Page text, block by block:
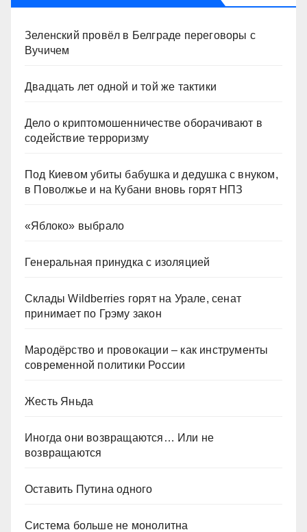
Зеленский провёл в Белграде переговоры с
Вучичем
Двадцать лет одной и той же тактики
Дело о криптомошенничестве оборачивают в
содействие терроризму
Под Киевом убиты бабушка и дедушка с внуком,
в Поволжье и на Кубани вновь горят НПЗ
«Яблоко» выбрало
Генеральная принудка с изоляцией
Склады Wildberries горят на Урале, сенат
принимает по Грэму закон
Мародёрство и провокации – как инструменты
современной политики России
Жесть Яньда
Иногда они возвращаются… Или не
возвращаются
Оставить Путина одного
Система больше не монолитна